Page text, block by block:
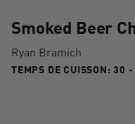
Smoked Beer
Ryan Bramich
TEMPS DE CUISSON:30 -